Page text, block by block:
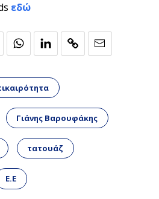
εδώ
Γιάνης Βαρουφάκης
τατουάζ
Ε.Ε